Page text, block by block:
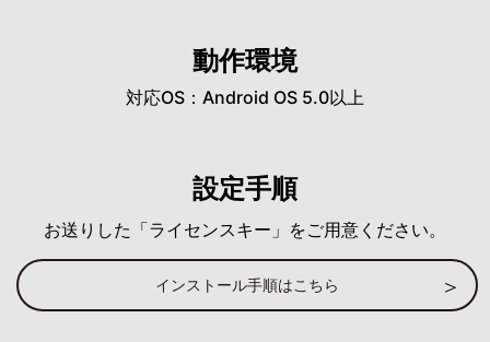
動作環境
対応OS：Android OS 5.0以上
設定手順
お送りした「ライセンスキー」をご用意ください。
インストール手順はこちら